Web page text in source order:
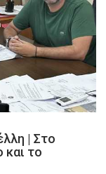
| Στο
και το